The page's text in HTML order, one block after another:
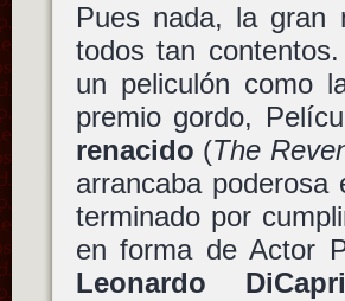
Pues nada, la gran
todos tan
un peliculón como
premio gordo,
renacido (The
arrancaba
terminado por
en forma de Actor
Leonardo